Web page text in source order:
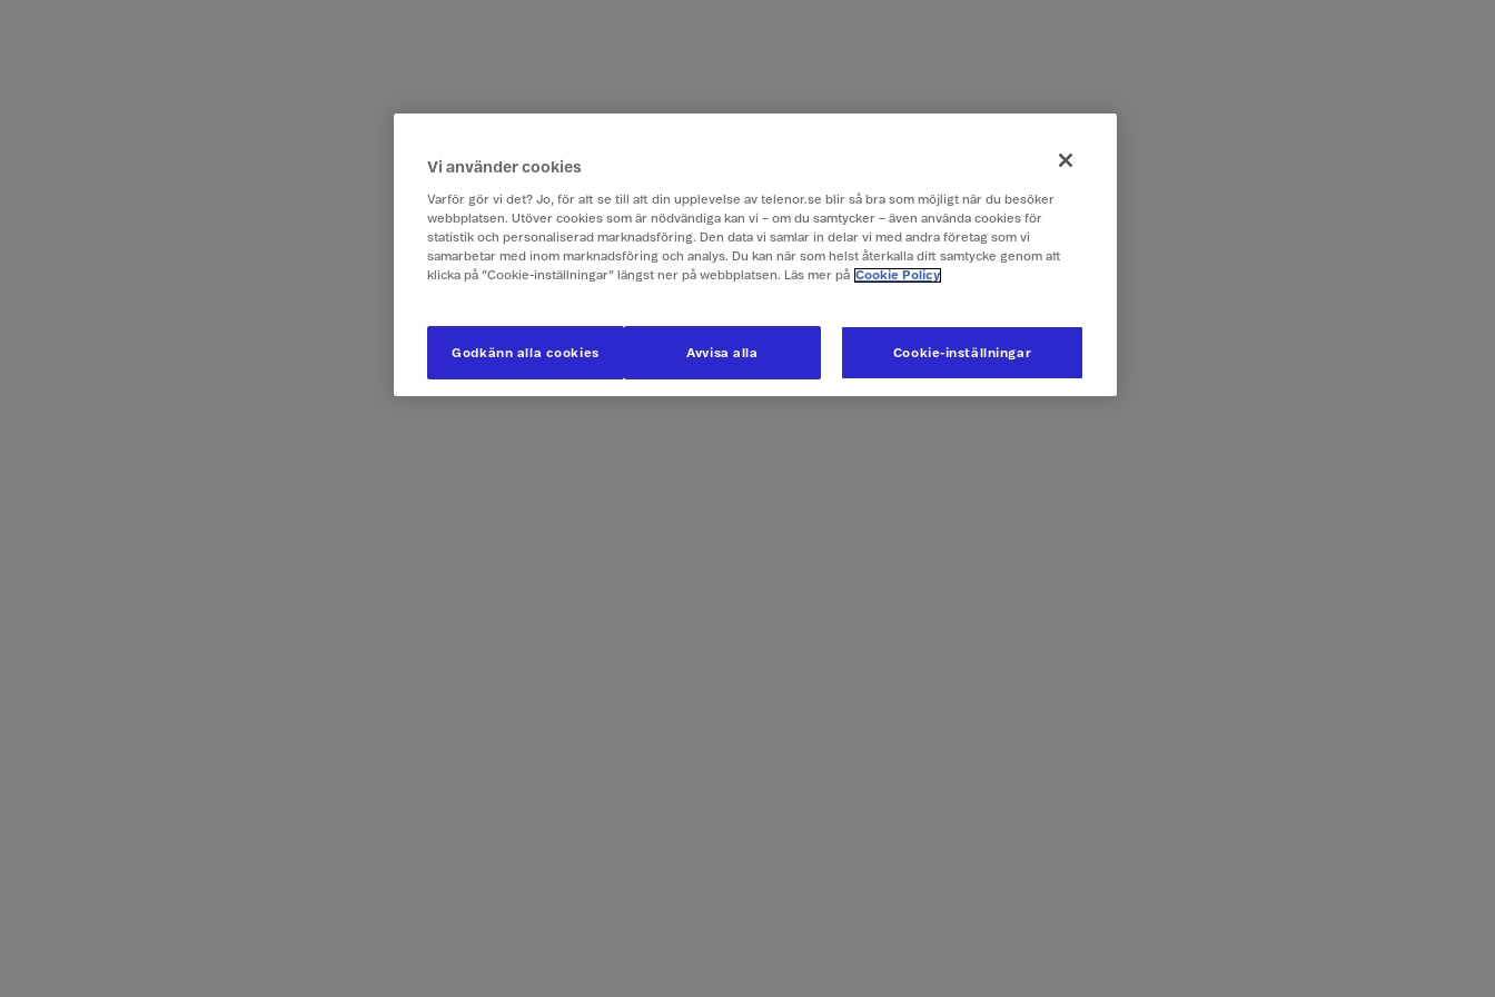
Vi använder cookies
Varför gör vi det? Jo, för att se till att din upplevelse av telenor.se blir så bra som möjligt när du besöker
webbplatsen. Utöver cookies som är nödvändiga kan vi – om du samtycker – även använda cookies för
statistik och personaliserad marknadsföring. Den data vi samlar in delar vi med andra företag som vi
samarbetar med inom marknadsföring och analys. Du kan när som helst återkalla ditt samtycke genom att
klicka på ”Cookie-inställningar” längst ner på webbplatsen. Läs mer på Cookie Policy
Cookie-inställningar
Avvisa alla
Godkänn alla cookies